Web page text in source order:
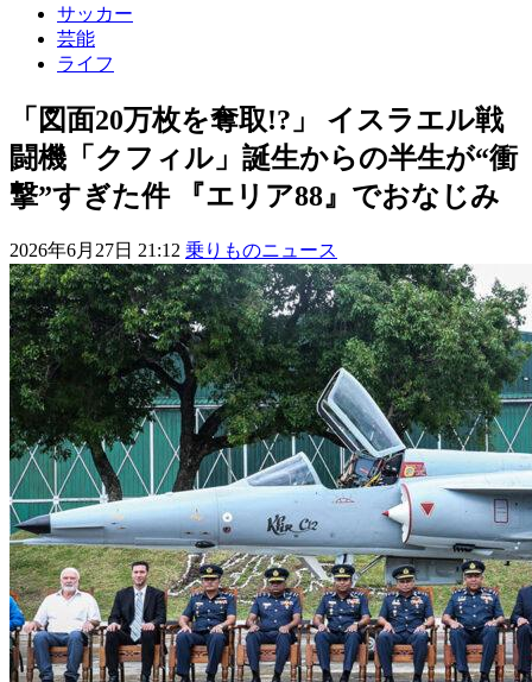
サッカー
芸能
ライフ
「図面20万枚を奪取!?」 イスラエル戦
闘機「クフィル」誕生からの半生が“衝
撃”すぎた件 『エリア88』でおなじみ
2026年6月27日 21:12 乗りものニュース